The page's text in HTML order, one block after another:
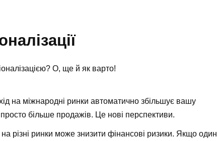
О, ще й як варто!
на міжнародні ринки автоматично збільшує вашу
більше продажів. Це нові перспективи.
на різні ринки може знизити фінансові ризики. Якщо один